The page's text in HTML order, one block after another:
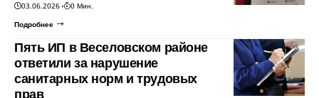
03.06.2026
0 Мин.
Подробнее
Пять ИП в Веселовском районе
ответили за нарушение
санитарных норм и трудовых
прав